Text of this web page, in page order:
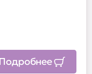
Подробнее